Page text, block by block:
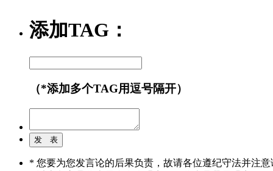
添加TAG：
（*添加多个TAG用逗号隔开）
* 您要为您发言论的后果负责，故请各位遵纪守法并注意